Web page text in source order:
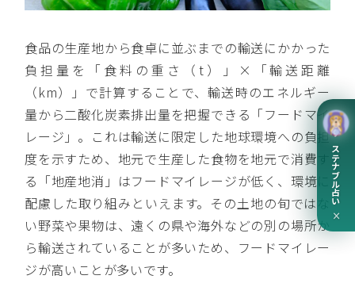
食品の生産地から食卓に並ぶまでの輸送にかかった
負担量を「食料の重さ（t）」×「輸送距離
（km）」で計算することで、輸送時のエネルギー
量から二酸化炭素排出量を把握できる「フードマイ
レージ」。これは輸送に限定した地球環境への負担
度を示すため、地元で生産した食物を地元で消費す
る「地産地消」はフードマイレージが低く、環境に
配慮した取り組みといえます。その土地の旬ではな
い野菜や果物は、遠くの県や海外などの別の場所か
ら輸送されていることが多いため、フードマイレー
ジが高いことが多いです。
サステナブル占い
×